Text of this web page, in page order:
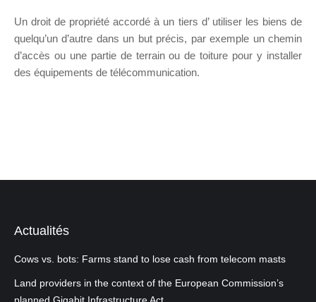
Un droit de propriété accordé à un tiers d’ utiliser les biens de
quelqu’un d’autre dans un but précis, par exemple un chemin
d’accès ou une partie de terrain ou de toiture pour y installer
des équipements de télécommunication.
Actualités
Cows vs. bots: Farms stand to lose cash from telecom masts
Land providers in the context of the European Commission’s